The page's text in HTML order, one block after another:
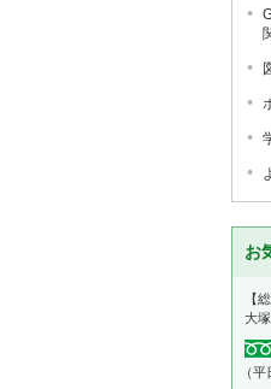
お
【
大
（